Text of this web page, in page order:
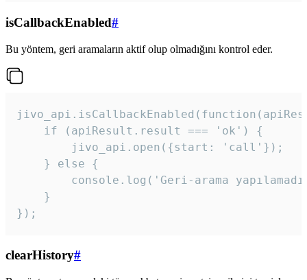
isCallbackEnabled#
Bu yöntem, geri aramaların aktif olup olmadığını kontrol eder.
    if (apiResult.result === 'ok') {
        jivo_api.open({start: 'call'});
    } else {
console.log('Geri-arama
    }
});
clearHistory#